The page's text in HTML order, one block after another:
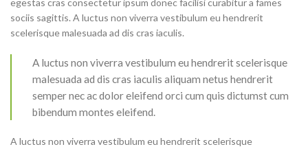
sociis sagittis. A luctus non viverra vestibulum eu hendrerit
scelerisque malesuada ad dis cras iaculis.
A luctus non viverra vestibulum eu hendrerit scelerisque
malesuada ad dis cras iaculis aliquam netus hendrerit
semper nec ac dolor eleifend orci cum quis dictumst cum
bibendum montes eleifend.
A luctus non viverra vestibulum eu hendrerit scelerisque